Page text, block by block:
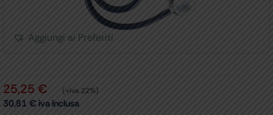
Aggiungi ai Preferiti
25,25 € (+iva 22%)
30,81 € iva inclusa